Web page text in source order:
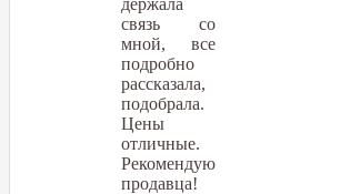
связь со
мной, все
подробно
рассказала,
подобрала.
Цены
отличные.
Рекомендую
продавца!